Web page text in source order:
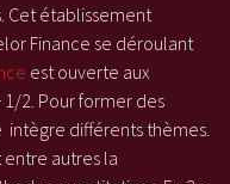
Cet établissement
Finance se déroulant
est ouverte aux
1/2. Pour former des
intègre différents thèmes.
autres la